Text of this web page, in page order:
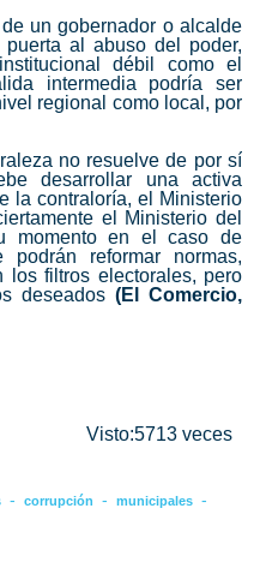
un gobernador o alcalde
al abuso del poder,
débil como el
intermedia podría ser
regional como local, por
no resuelve de por sí
desarrollar una activa
la contraloría, el Ministerio
el Ministerio del
momento en el caso de
reformar normas,
los filtros electorales, pero
deseados(El Comercio,
Visto:5713 veces
- corrupción - municipales -